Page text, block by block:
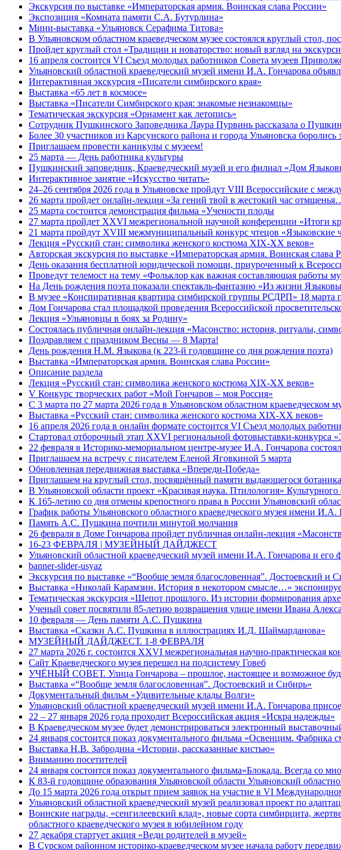
Экскурсия по выставке «Императорская армия. Воинская слава России»
Экспозиция «Комната памяти С.А. Бутурлина»
Мини-выставка «Ульяновск Серафима Титова»
В Ульяновском областном краеведческом музее состоялся круглый стол,
Пройдет круглый стол «Традиции и новаторство: новый взгляд на
16 апреля состоится VI Съезд молодых работников Совета музеев
Ульяновский областной краеведческий музей имени И.А. Гончарова
Интерактивная экскурсия «Писатели симбирского края»
Выставка «65 лет в космосе»
Выставка «Писатели Симбирского края: знакомые незнакомцы»
Тематическая экскурсия «Орнамент как летопись»
Сотрудник Пушкинского Заповедника Лаура Пурвинь рассказала о
Более 30 участников из Карсунского района и города Ульяновска
Приглашаем провести каникулы с музеем!
25 марта — День работника культуры
Пушкинский заповедник, Краеведческий музей и его филиал «Дом
Интерактивное занятие «Искусство читать»
24–26 сентября 2026 года в Ульяновске пройдут VIII Всероссийские с
26 марта пройдет онлайн-лекция «За гений твой в жестокий час
25 марта состоится демонстрация фильма «Учености плоды
27 марта пройдет XXVI межрегиональной научной конференции «Итоги
21 марта пройдут XVIII межмуниципальный конкурс чтецов «Языковские
Лекция «Русский стан: символика женского костюма XIX-XX веков»
Авторская экскурсия по выставке «Императорская армия. Воинская слава
День оказания бесплатной юридической помощи, приуроченный к
Проведут телемост на тему «Фольклор как важная составляющая работы
На День рождения поэта показали спектакль-фантазию «Из жизни
В музее «Конспиративная квартира симбирской группы РСДРП» 18
Дом Гончарова стал площадкой проведения Всероссийской
Лекция «Ульяновцы в боях за Родину»
Состоялась публичная онлайн-лекция «Масонство: история, ритуалы,
Поздравляем с праздником Весны — 8 Марта!
День рождения Н.М. Языкова (к 223-й годовщине со дня рождения поэта)
Выставка «Императорская армия. Воинская слава России»
Описание раздела
Лекция «Русский стан: символика женского костюма XIX-XX веков»
V Конкурс творческих работ «Мой Гончаров – моя Россия»
С 3 марта по 27 марта 2026 года в Ульяновском областном
Выставка «Русский стан: символика женского костюма XIX-XX веков»
16 апреля 2026 года в онлайн формате состоится VI Съезд молодых
Стартовал отборочный этап XXVI региональной фотовыставки-
22 февраля в Историко-мемориальном центре-музее И.А. Гончарова
Приглашаем на встречу с писателем Еленой Яговкиной 5 марта
Обновленная передвижная выставка «Впереди-Победа»
Приглашаем на круглый стол, посвящённый памяти выдающегося
В Ульяновской области проект «Красивая наука. Птилология»
К 165-летию со дня отмены крепостного права в России Ульяновский
График работы Ульяновского областного краеведческого музея имени
Память А.С. Пушкина почтили минутой молчания
26 февраля в Доме Гончарова пройдет публичная онлайн-лекция
16-23 ФЕВРАЛЯ | МУЗЕЙНЫЙ ДАЙДЖЕСТ
Ульяновский областной краеведческий музей имени И.А. Гончарова и
banner-slider-usyaz
Экскурсия по выставке «“Вообще земля благословенная”. Достоевский и
Выставка «Николай Карамзин. История в некотором смысле…»
Тематическая экскурсия «Шепот прошлого. Из истории формирования
Ученый совет посвятили 85-летию возвращения улице имени Ивана
10 февраля — День памяти А.С. Пушкина
Выставка «Сказки А.С. Пушкина в иллюстрациях И.Д. Шаймарданова»
МУЗЕЙНЫЙ ДАЙДЖЕСТ. 1-8 ФЕВРАЛЯ
27 марта 2026 г. состоится XXVI межрегиональная научно-практическая
Сайт Краеведческого музея перешел на подсистему Говеб
УЧЁНЫЙ СОВЕТ. Улица Гончарова – прошлое, настоящее и возможное
Выставка «“Вообще земля благословенная”. Достоевский и Сибирь»
Документальный фильм «Удивительные клады Волги»
Ульяновский областной краеведческий музей имени И.А. Гончарова
22 – 27 января 2026 года проходит Всероссийская акция «Искра надежды»
В Краеведческом музее будет демонстрироваться электронный
24 января состоится показ документального фильма «Освенцим. Фабрика
Выставка Н.В. Забродина «Истории, рассказанные кистью»
Вниманию посетителей
24 января состоится показ документального фильма«Блокада. Всегда со
К 83-й годовщине образования Ульяновской области Ульяновский
До 15 марта 2026 года открыт прием заявок на участие в VI
Ульяновский областной краеведческий музей реализовал проект по
Воинские награды, «сенгилеевский клад», новые сорта симбирцита,
областного краеведческого музея в юбилейном году
27 декабря стартует акция «Веди родителей в музей»
В Сурском районном историко-краеведческом музее начала работу